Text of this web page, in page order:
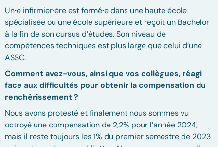
Un·e infirmier·ère est formé·e dans une haute école
spécialisée ou une école supérieure et reçoit un Bachelor
à la fin de son cursus d’études. Son niveau de
compétences techniques est plus large que celui d’une
ASSC.
Comment avez-vous, ainsi que vos collègues, réagi
face aux difficultés pour obtenir la compensation du
renchérissement ?
Nous avons protesté et finalement nous sommes vu
octroyé une compensation de 2,2% pour l’année 2024,
mais il reste toujours les 1% du premier semestre de 2023